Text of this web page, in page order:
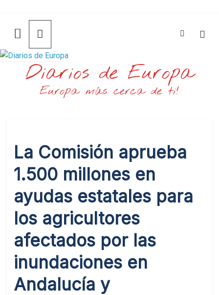
contenido
Diarios de Europa
Europa más cerca de ti!
La Comisión aprueba
1.500 millones en
ayudas estatales para
los agricultores
afectados por las
inundaciones en
Andalucía y